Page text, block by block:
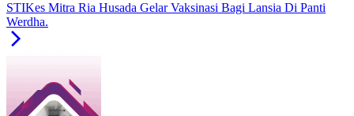
STIKes Mitra Ria Husada Gelar Vaksinasi Bagi Lansia Di Panti
Werdha.